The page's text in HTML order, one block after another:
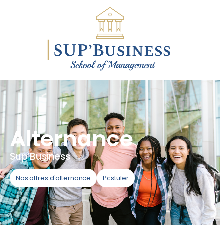
Alternance
Sup’Business
Nos offres d'alternance Postuler